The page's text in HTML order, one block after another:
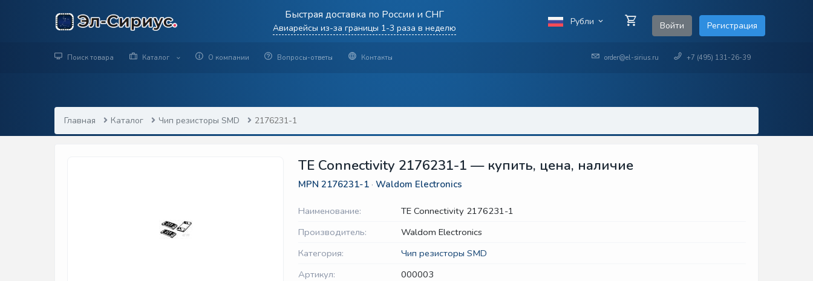
Быстрая доставка по России и СНГ
Авиарейсы из-за границы 1-3 раза в неделю
Рубли Войти Регистрация
Поиск товара Каталог О компании Вопросы-ответы Контакты order@el-sirius.ru +7 (495) 131-26-39
Главная Каталог Чип резисторы SMD 2176231-1
TE Connectivity 2176231-1 — купить, цена, наличие
MPN 2176231-1 · Waldom Electronics
Наименование:
TE Connectivity 2176231-1
Производитель:
Waldom Electronics
Категория:
Чип резисторы SMD
Артикул:
000003